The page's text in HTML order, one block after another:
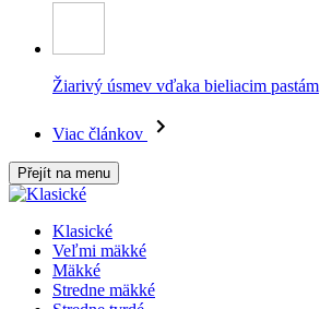
Žiarivý úsmev vďaka bieliacim pastám
Viac článkov
Přejít na menu
Klasické
Veľmi mäkké
Mäkké
Stredne mäkké